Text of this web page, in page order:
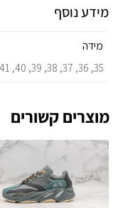
מידע נוסף
מידה
35, 36, 37, 38, 39, 40, 41, 42, 43, 44, 45, 46, 47, 48, 49
מוצרים קשורים